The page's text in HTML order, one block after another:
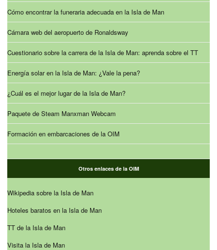
Cómo encontrar la funeraria adecuada en la Isla de Man
Cámara web del aeropuerto de Ronaldsway
Cuestionario sobre la carrera de la Isla de Man: aprenda sobre el TT
Energía solar en la Isla de Man: ¿Vale la pena?
¿Cuál es el mejor lugar de la Isla de Man?
Paquete de Steam Manxman Webcam
Formación en embarcaciones de la OIM
Otros enlaces de la OIM
Wikipedia sobre la Isla de Man
Hoteles baratos en la Isla de Man
TT de la Isla de Man
Visita la Isla de Man